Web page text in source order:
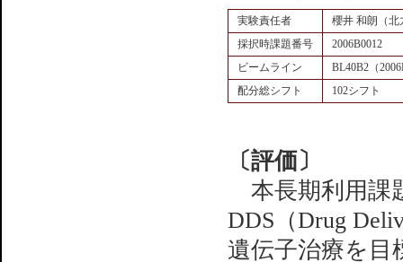
実験責任者
櫻井 和朗（北
採択時課題番号
2006B0012
ビームライン
BL40B2（
配分総シフト
102シフト
〔評価〕
本長期利用課
DDS（Drug
遺伝子治療を目